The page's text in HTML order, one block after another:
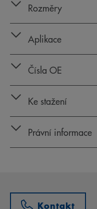
Rozměry
Aplikace
Čísla OE
Ke stažení
Právní informace
Kontakt